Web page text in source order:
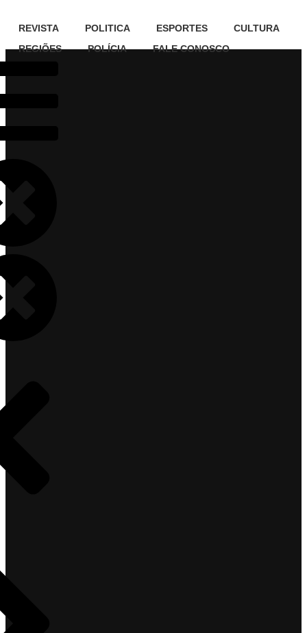
REVISTA POLITICA ESPORTES
CULTURA
REGIÕES
POLÍCIA FALE CONOSCO